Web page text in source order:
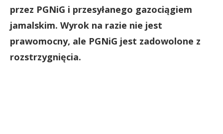
przez PGNiG i przesyłanego gazociągiem
jamalskim. Wyrok na razie nie jest
prawomocny, ale PGNiG jest zadowolone z
rozstrzygnięcia.